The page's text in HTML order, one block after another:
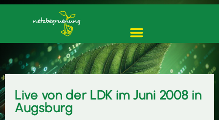
Live von der LDK im Juni 2008 in
Augsburg